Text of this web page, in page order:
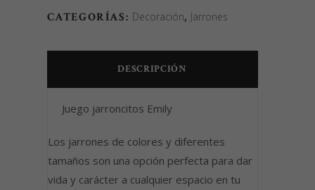
quantity
CATEGORÍAS: Decoración, Jarrones
DESCRIPCIÓN
Juego jarroncitos Emily
Los jarrones de colores y diferentes
tamaños son una opción perfecta para dar
vida y carácter a cualquier espacio en tu